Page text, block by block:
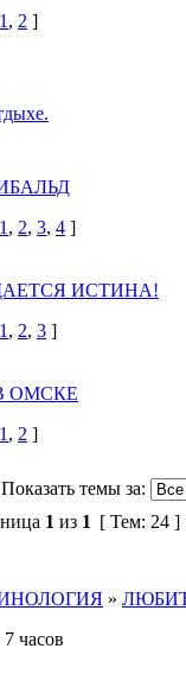
1 , 2 ]
1 , 2, 3, 4 ]
ИСТИНА!
1 , 2, 3 ]
ОМСКЕ
1 , 2 ]
Показать темы за:
1 из 1 [ Тем: 24 ]
»
часов